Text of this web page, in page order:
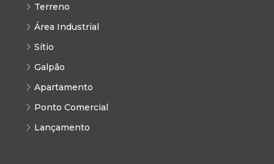
Terreno
Área Industrial
Sítio
Galpão
Apartamento
Ponto Comercial
Lançamento